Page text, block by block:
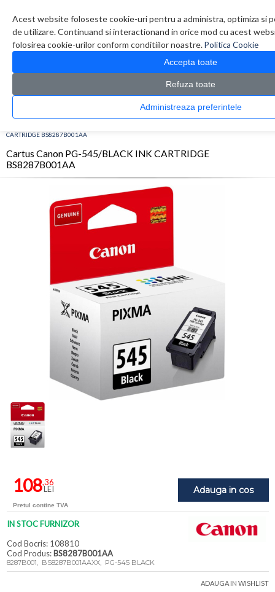
Acest website foloseste cookie-uri pentru a administra, optimiza si
de utilizare. Continuand si interactionand in orice mod cu acest
folosirea cookie-urilor conform conditiilor noastre.Politica Cookie
Accepta toate
Refuza toate
Administreaza preferintele
0 produs(e)
CARTRIDGE BS8287B001AA
Cartus Canon PG-545/BLACK INK CARTRIDGE
BS8287B001AA
Adauga in cos
108,36
LEI
Pretul contine TVA
IN STOC FURNIZOR
Cod Bocris: 108810
Cod Produs: BS8287B001AA
8287B001, BS8287B001AAXX, PG-545 BLACK
ADAUGA IN WISHLIST